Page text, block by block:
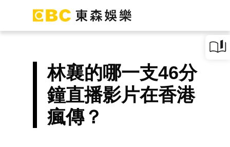
林襄的哪一支46分
鐘直播影片在香港
瘋傳？